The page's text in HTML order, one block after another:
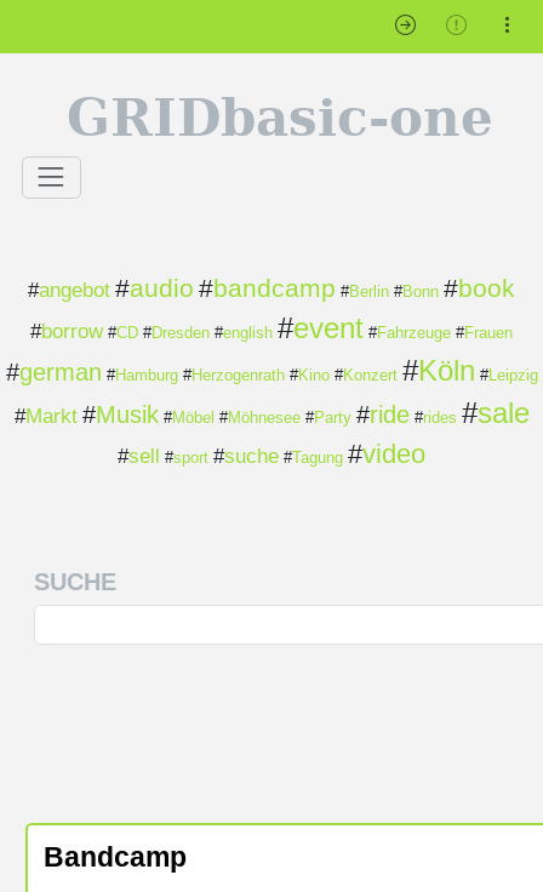
GRIDbasic-one
#angebot #audio #bandcamp #Berlin #Bonn #book
#borrow #CD #Dresden #english #event #Fahrzeuge #Frauen
#german #Hamburg #Herzogenrath #Kino #Konzert #Köln #Leipzig
#Markt #Musik #Möbel #Möhnesee #Party #ride #rides #sale
#sell #sport #suche #Tagung #video
SUCHE
Bandcamp